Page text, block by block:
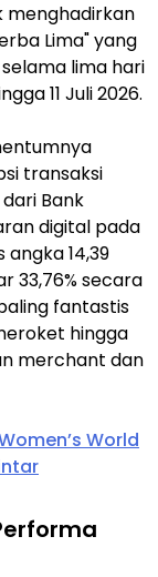
menghadirkan
Lima" yang
lima hari
11 Juli 2026.
transaksi
Bank
digital pada
14,39
33,76% secara
fantastis
hingga
merchant dan
World